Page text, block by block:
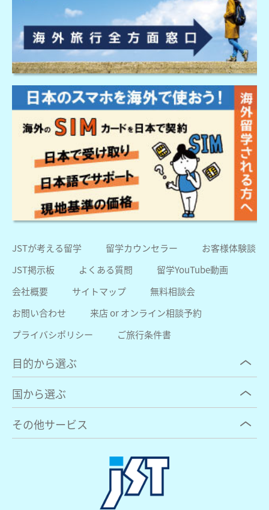
JSTが考える留学 留学カウンセラー
お客様体験談
JST掲示板
よくある質問
留学YouTube動画
会社概要
サイトマップ
無料相談会
お問い合わせ
来店 or オンライン相談予約
プライバシポリシー
ご旅行条件書
目的から選ぶ
国から選ぶ
その他サービス